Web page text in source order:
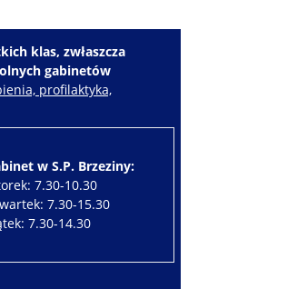
klas, zwłaszcza
gabinetów
profilaktyka,
w S.P. Brzeziny:
7.30-10.30
7.30-15.30
7.30-14.30